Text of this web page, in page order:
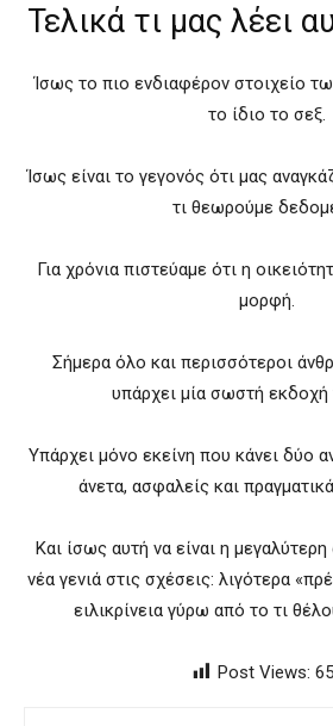
Τελικά τι μας λέει
Ίσως το πιο ενδιαφέρον στοιχείο
το ίδιο το σεξ.
Ίσως είναι το γεγονός ότι μας
τι θεωρούμε
Για χρόνια πιστεύαμε ότι η
μορφή.
Σήμερα όλο και περισσότεροι
υπάρχει μία σωστή
Υπάρχει μόνο εκείνη που κάνει δύο
άνετα, ασφαλείς και
Και ίσως αυτή να είναι η
νέα γενιά στις σχέσεις: λιγότερα
ειλικρίνεια γύρω από το τι
Post Views: